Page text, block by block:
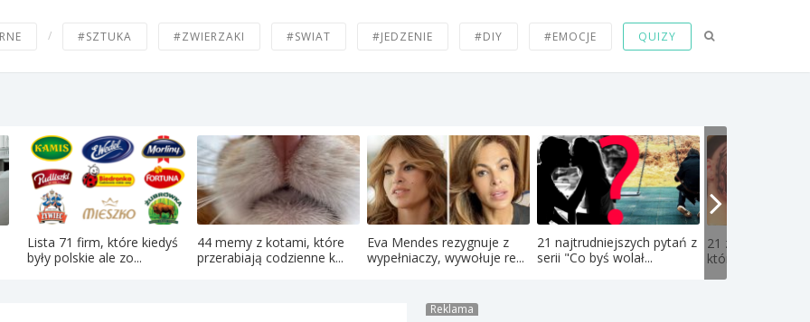
/ #SZTUKA #ZWIERZAKI #SWIAT #JEDZENIE #DIY #EMOCJE QUIZY
Lista 71 firm, które kiedyś
były polskie ale zo...
44 memy z kotami, które
przerabiają codzienne k...
Eva Mendes rezygnuje z
wypełniaczy, wywołuje re...
21 najtrudniejszych pytań z
serii "Co byś wolał...
21 zdjęć
których
Reklama